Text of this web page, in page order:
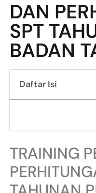
DAN
SPT
BADAN
Daftar Isi
TRAINING